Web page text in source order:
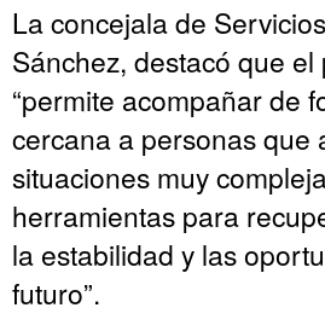
La concejala de
Sánchez, destacó que
“permite acompañar de
cercana a personas que
situaciones muy
herramientas para
la estabilidad y las
futuro”.